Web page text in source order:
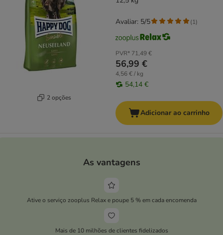
2 opções
PVR* 71,49 €
56,99 €
4,56 € / kg
54,14 €
Avaliar: 5/5 (1)
Adicionar ao carrinho
As vantagens
Ative o serviço zooplus Relax e poupe 5 % em cada encomenda
Mais de 10 milhões de clientes fidelizados